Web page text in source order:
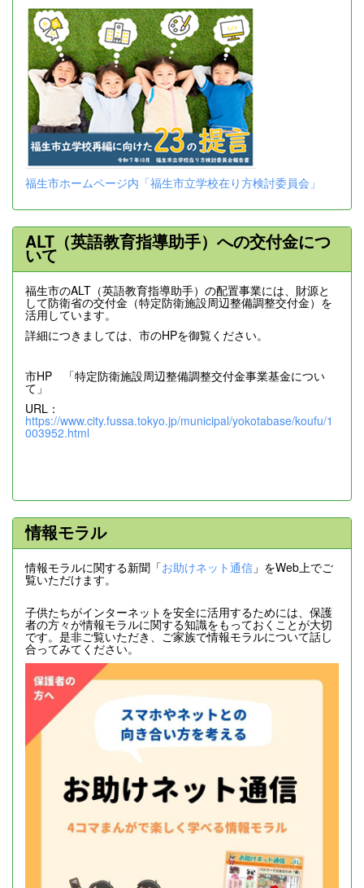
福生市ホームページ内「福生市立学校在り方検討委員会」
ALT（英語教育指導助手）への交付金につ
いて
福生市のALT（英語教育指導助手）の配置事業には、財源と
して防衛省の交付金（特定防衛施設周辺整備調整交付金）を
活用しています。
詳細につきましては、市のHPを御覧ください。
市HP 「特定防衛施設周辺整備調整交付金事業基金につい
て」
URL：
https://www.city.fussa.tokyo.jp/municipal/yokotabase/koufu/1
003952.html
情報モラル
情報モラルに関する新聞「お助けネット通信 」をWeb上でご
覧いただけます。
子供たちがインターネットを安全に活用するためには、保護
者の方々が情報モラルに関する知識をもっておくことが大切
です。是非ご覧いただき、ご家族で情報モラルについて話し
合ってみてください。